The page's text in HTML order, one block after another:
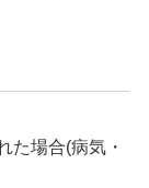
た場合(病気・